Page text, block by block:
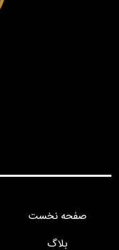
صفحه نخست
بلاگ